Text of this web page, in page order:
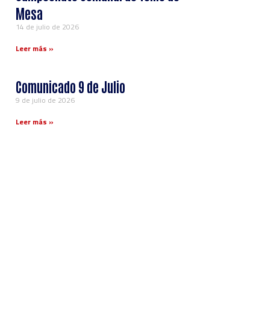
Mesa
14 de julio de 2026
Leer más »
Comunicado 9 de Julio
9 de julio de 2026
Leer más »